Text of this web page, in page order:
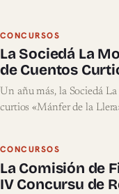
CONCURSOS
La Sociedá La
de Cuentos
Un añu más, la Sociedá
curtios «Mánfer de la
CONCURSOS
La Comisión de
IV Concursu de